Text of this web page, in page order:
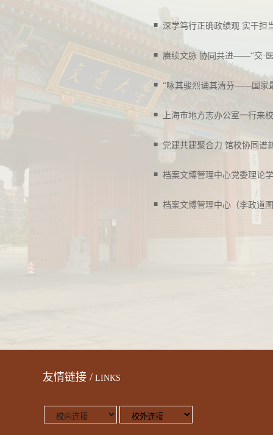
■
■ 赓续文脉 协同共进——“交·
■ “咏其骏烈诵其清芬——国家
■ 上海市地方志办公室一行来
■ 党建共建聚合力 馆校协同
■ 档案文博管理中心党委理论
■ 档案文博管理中心（李政道
友情链接 / LINKS